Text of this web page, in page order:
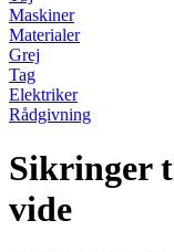
Maskiner
Materialer
Grej
Tag
Elektriker
Rådgivning
Sikringer
vide